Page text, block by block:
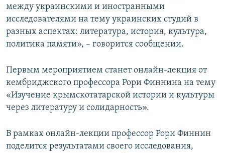
между украинскими и иностранными
исследователями на тему украинских студий в
разных аспектах: литература, история, культура,
политика памяти», – говорится сообщении.
Первым мероприятием станет онлайн-лекция от
кембриджского профессора Рори Финнина на тему
«Изучение крымскотатарской истории и культуры
через литературу и солидарность».
В рамках онлайн-лекции профессор Рори Финнин
поделится результатами своего исследования,